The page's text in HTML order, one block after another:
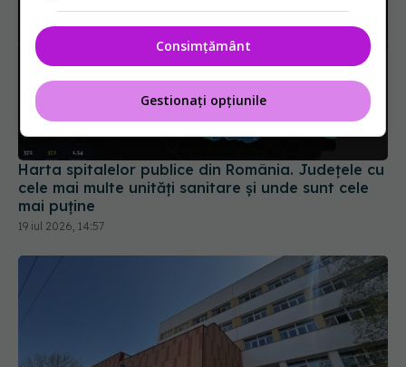
Harta spitalelor publice din România. Județele cu
cele mai multe unități sanitare și unde sunt cele
mai puține
19 iul 2026, 14:57
Consimțământ
Gestionați opțiunile